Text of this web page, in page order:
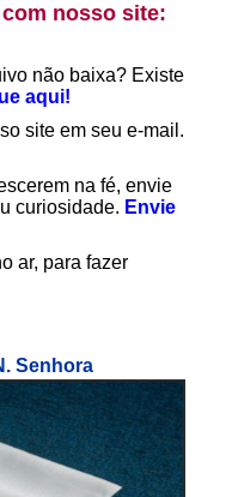
nosso site:
não baixa? Existe
aqui!
site em seu e-mail.
na fé, envie
curiosidade. Envie
ar, para fazer
Senhora